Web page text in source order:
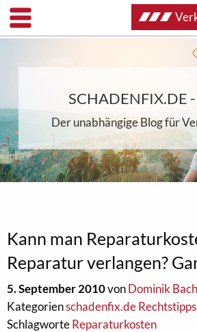
SCHADENFIX.DE
Der unabhängige Blog für
Kann man
Reparatur verlangen?
5. September 2010vonDominik Bach
Kategorienschadenfix.de Rechtstipps
SchlagworteReparaturkosten